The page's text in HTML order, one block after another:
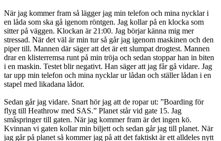
När jag kommer fram så lägger jag min telefon och mina nycklar i
en låda som ska gå igenom röntgen. Jag kollar på en klocka som
sitter på väggen. Klockan är 21:00. Jag börjar känna mig mer
stressad. När det väl är min tur så går jag igenom maskinen och den
piper till. Mannen där säger att det är ett slumpat drogtest. Mannen
drar en klisterremsa runt på min tröja och sedan stoppar han in biten
i en maskin. Testet blir negativt. Han säger att jag får gå vidare. Jag
tar upp min telefon och mina nycklar ur lådan och ställer lådan i en
stapel med likadana lådor.
Sedan går jag vidare. Snart hör jag att de ropar ut: ”Boarding för
flyg till Heathrow med SAS.” Planet står vid gate 15. Jag
småspringer till gaten. När jag kommer fram är det ingen kö.
Kvinnan vi gaten kollar min biljett och sedan går jag till planet. När
jag går på planet så kommer jag på att det faktiskt är ett alldeles nytt